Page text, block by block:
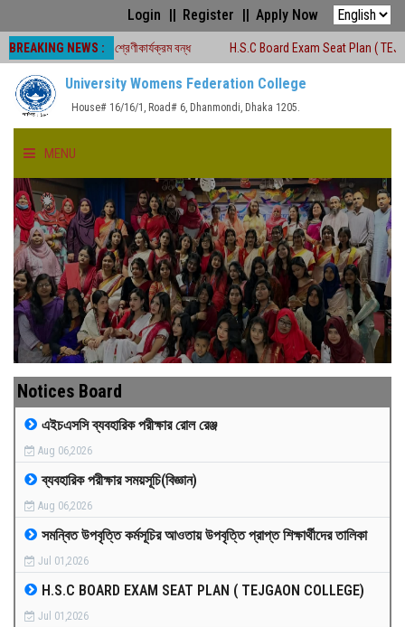
Login Register Apply Now
BREAKING NEWS :
সময়ে শ্রেণীকার্যক্রম বন্ধ H.S.C Board Exam Seat Plan ( TEJGAON
University Womens Federation College
House# 16/16/1, Road# 6, Dhanmondi, Dhaka 1205.
MENU
HOME
ABOUT US
FACULTIES
ACADEMICS
GALLERY
MEDIA
PAYMENT
CO-CURRICULUM
RESULTS
Notices Board
এইচএসসি ব্যবহারিক পরীক্ষার রোল রেঞ্জ
Aug 06,2026
ব্যবহারিক পরীক্ষার সময়সূচি(বিজ্ঞান)
Aug 06,2026
সমন্বিত উপবৃত্তি কর্মসূচির আওতায় উপবৃত্তি প্রাপ্ত শিক্ষার্থীদের তালিকা
Jul 01,2026
H.S.C BOARD EXAM SEAT PLAN ( TEJGAON COLLEGE)
Jul 01,2026